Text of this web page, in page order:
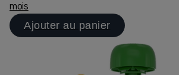
mois
Ajouter au panier